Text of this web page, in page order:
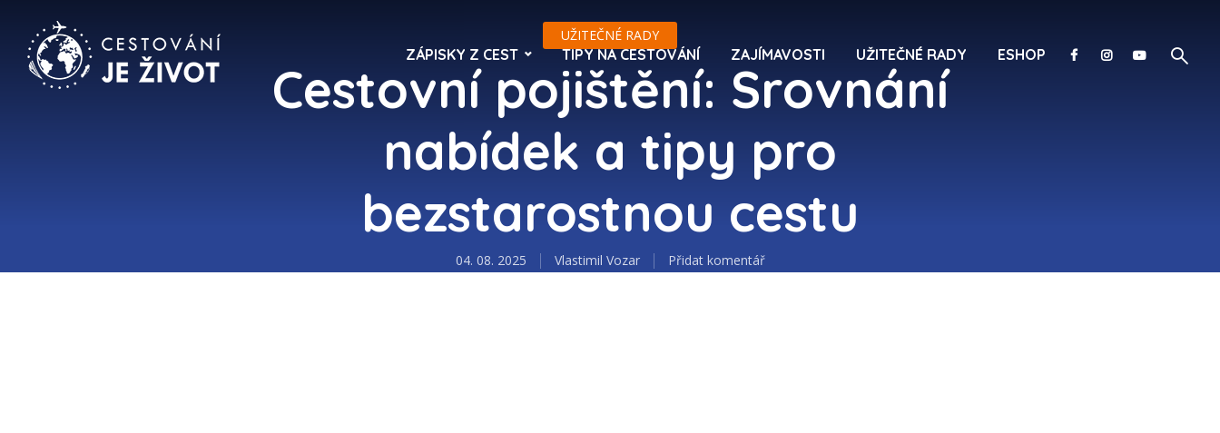
ZÁPISKY Z CEST TIPY NA CESTOVÁNÍ ZAJÍMAVOSTI UŽITEČNÉ RADY ESHOP
UŽITEČNÉ RADY
Cestovní pojištění: Srovnání
nabídek a tipy pro
bezstarostnou cestu
04. 08. 2025 Vlastimil Vozar Přidat komentář